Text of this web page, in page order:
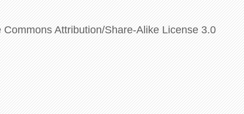
Attribution/Share-Alike License 3.0